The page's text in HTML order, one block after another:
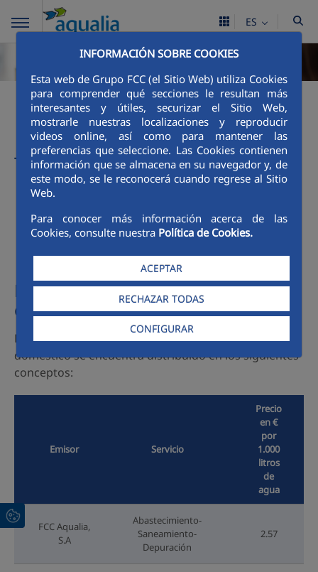
INFORMACIÓN SOBRE COOKIES
Esta web de Grupo FCC (el Sitio Web) utiliza Cookies
para comprender qué secciones le resultan más
interesantes y útiles, securizar el Sitio Web,
mostrarle nuestras localizaciones y reproducir
videos online, así como para mantener las
preferencias que seleccione. Las Cookies contienen
información que se almacena en su navegador y, de
este modo, se le reconocerá cuando regrese al Sitio
Web.
Para conocer más información acerca de las
Cookies, consulte nuestra Política de Cookies.
ACEPTAR
RECHAZAR TODAS
CONFIGURAR
ES
¿Qué pago en mi
factura?
Tarifas y reglamentos
La Roda_TARIFAS DEPURACIÓN 2026.pdf
La Roda_TARIFAS ABASTECIMIENTO Y
ALCANTARILLADO 2026.pdf
Precio medio del agua potable para
cliente doméstico
El precio medio del agua enLa Rodapara cliente
doméstico se encuentra distribuido en los siguientes
conceptos:
Emisor Servicio
Precio
en €
por
1.000
litros
de
agua
FCC Aqualia,
S.A
Abastecimiento-
Saneamiento-
Depuración
2.57